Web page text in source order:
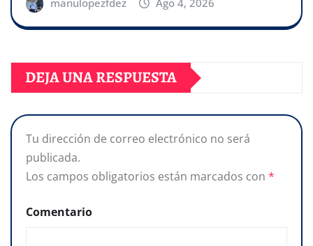
manulopezfdez Ago 4, 2026
DEJA UNA RESPUESTA
Tu dirección de correo electrónico no será
publicada.
Los campos obligatorios están marcados con *
Comentario